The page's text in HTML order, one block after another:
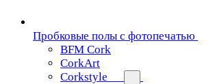
Пробковые полы с фотопечатью
BFM Cork
CorkArt
Corkstyle